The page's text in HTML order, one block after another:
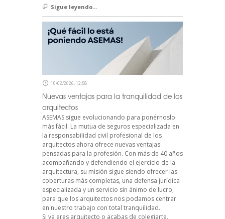
Sigue leyendo...
10/02/2026, 12:58
Nuevas ventajas para la tranquilidad de los
arquitectos
ASEMAS sigue evolucionando para ponérnoslo
más fácil. La mutua de seguros especializada en
la responsabilidad civil profesional de los
arquitectos ahora ofrece nuevas ventajas
pensadas para la profesión. Con más de 40 años
acompañando y defendiendo el ejercicio de la
arquitectura, su misión sigue siendo ofrecer las
coberturas más completas, una defensa jurídica
especializada y un servicio sin ánimo de lucro,
para que los arquitectos nos podamos centrar
en nuestro trabajo con total tranquilidad.
Si ya eres arquitecto o acabas de colegiarte,